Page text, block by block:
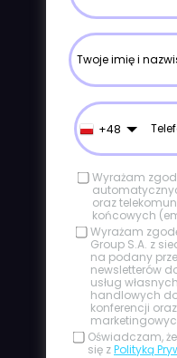
Twoje imię i
+48
Wyrażam
oraz
końcowych
Wyrażam
Group S.A. z
na podany
newsletterów
usług
handlowych
konferencji
Oświadczam,
się zPolityką